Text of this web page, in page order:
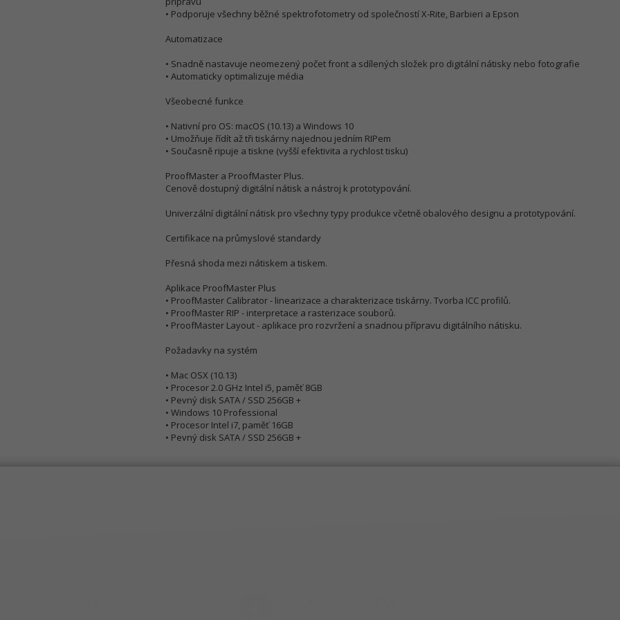
• Podporuje všechny běžné spektrofotometry od společností X-Rite, Barbieri a Epson
Automatizace
• Snadně nastavuje neomezený počet front a sdílených složek pro digitální nátisky nebo fotografie
• Automaticky optimalizuje média
Všeobecné funkce
• Nativní pro OS: macOS (10.13) a Windows 10
• Umožňuje řídít až tři tiskárny najednou jedním RIPem
• Současně ripuje a tiskne (vyšší efektivita a rychlost tisku)
ProofMaster a ProofMaster Plus.
Cenově dostupný digitální nátisk a nástroj k prototypování.
Univerzální digitální nátisk pro všechny typy produkce včetně obalového designu a prototypování.
Certifikace na průmyslové standardy
Přesná shoda mezi nátiskem a tiskem.
Aplikace ProofMaster Plus
• ProofMaster Calibrator - linearizace a charakterizace tiskárny. Tvorba ICC profilů.
• ProofMaster RIP - interpretace a rasterizace souborů.
• ProofMaster Layout - aplikace pro rozvržení a snadnou přípravu digitálního nátisku.
Požadavky na systém
• Mac OSX (10.13)
• Procesor 2.0 GHz Intel i5, paměť 8GB
• Pevný disk SATA / SSD 256GB +
• Windows 10 Professional
• Procesor Intel i7, paměť 16GB
• Pevný disk SATA / SSD 256GB +